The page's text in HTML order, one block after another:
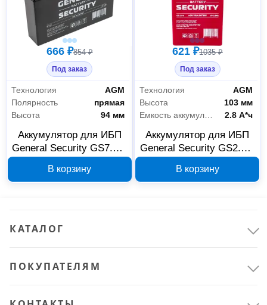
Расходные материалы 22
Для инструмента 22
666 ₽854 ₽
Под заказ
Технология
AGM
Полярность
прямая
Высота
94 мм
Аккумулятор для ИБП
General Security GS7.2-6
В корзину
621 ₽1035 ₽
Под заказ
Технология
AGM
Высота
103 мм
Емкость аккумулятора
2.8 А*ч
Аккумулятор для ИБП
General Security GS2.8-6
В корзину
КАТАЛОГ
ПОКУПАТЕЛЯМ